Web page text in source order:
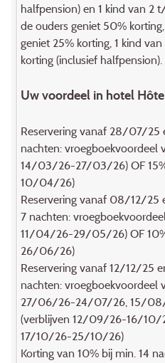
halfpension) en 1 kind van 2
de ouders geniet 50%
geniet 25% korting, 1 kind
korting (inclusief halfpension).
Uw voordeel in hotel
Reservering vanaf 28/07/
nachten: vroegboekvoordeel
14/03/26-27/03/26) OF
10/04/26)
Reservering vanaf 08/12/
7 nachten:
11/04/26-29/05/26) OF
26/06/26)
Reservering vanaf 12/12/25
nachten: vroegboekvoordeel
27/06/26-24/07/26, 15/08/
(verblijven 12/09/26-16/10/
17/10/26-25/10/26)
Korting van 10% bij min. 14